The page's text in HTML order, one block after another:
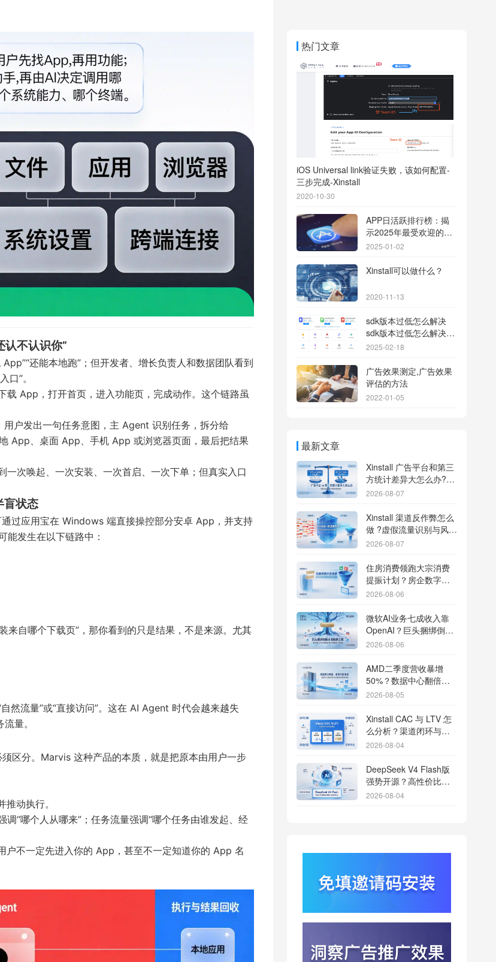
认不认识你”
还能本地跑”；但开发者、增长负责人和数据团队看到
口”。
载 App，打开首页，进入功能页，完成动作。这个链路虽
户发出一句任务意图，主 Agent 识别任务，拆分给
App、桌面 App、手机 App 或浏览器页面，最后把结果
次唤起、一次安装、一次首启、一次下单；但真实入口
盲状态
过应用宝在 Windows 端直接操控部分安卓 App，并支持
能发生在以下链路中：
来自哪个下载页”，那你看到的只是结果，不是来源。尤其
然流量”或“直接访问”。这在 AI Agent 时代会越来越失
量。
区分。Marvis 这种产品的本质，就是把原本由用户一步
动执行。
“哪个人从哪来”；任务流量强调“哪个任务由谁发起、经
户不一定先进入你的 App，甚至不一定知道你的 App 名
热门文章
iOS Universal link验证失败，该如何配置-
三步完成-Xinstall
2020-10-30
APP日活跃排行榜：揭
示2025年最受欢迎的应
用背后的秘密
2025-01-02
Xinstall可以做什么？
2020-11-13
sdk版本过低怎么解决
sdk版本过低怎么解决华
为
2025-02-18
广告效果测定,广告效果
评估的方法
2022-01-05
最新文章
Xinstall 广告平台和第三
方统计差异大怎么办?数
据误差排查指南
2026-08-07
Xinstall 渠道反作弊怎么
做 ?虚假流量识别与风控
防刷解析
2026-08-07
住房消费领跑大宗消费
提振计划？房企数字化
转型加速线下场景智能
2026-08-06
微软AI业务七成收入靠
OpenAI？巨头捆绑倒逼
出海App独立追踪全渠道
2026-08-06
AMD二季度营收暴增
50%？数据中心翻倍增
长驱动跨端分发新底座
2026-08-05
Xinstall CAC 与 LTV 怎
么分析？渠道闭环与投
放回报解析
2026-08-04
DeepSeek V4 Flash版
强势开源？高性价比基
座模型重塑长尾应用全
2026-08-04
行云科技算力订单超154
亿？底座产能扩张激活
AI应用多终端流转新周
2026-08-04
苹果带摄像头的 AirPods
爆硬件分发与全渠道归
因升级
2026-08-03